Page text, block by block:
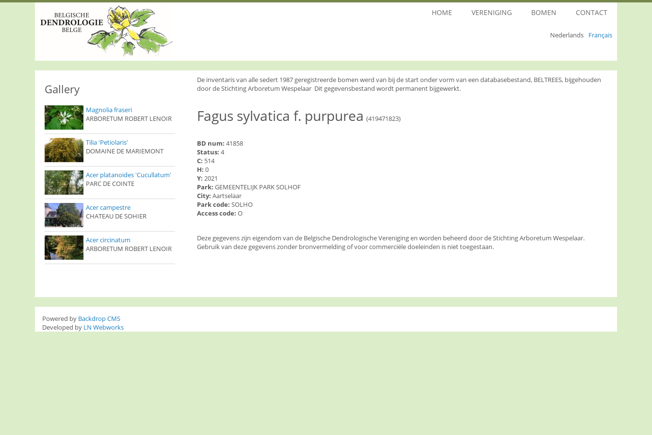
Nederlands Français
HOME VERENIGING BOMEN CONTACT
De inventaris van alle sedert 1987 geregistreerde bomen werd van bij de start onder vorm van een databasebestand, BELTREES, bijgehouden
door de Stichting Arboretum Wespelaar Dit gegevensbestand wordt permanent bijgewerkt.
Fagus sylvatica f. purpurea (419471823)
BD num: 41858
Status: 4
C: 514
H: 0
Y: 2021
Park: GEMEENTELIJK PARK SOLHOF
City: Aartselaar
Park code: SOLHO
Access code: O
Deze gegevens zijn eigendom van de Belgische Dendrologische Vereniging en worden beheerd door de Stichting Arboretum Wespelaar.
Gebruik van deze gegevens zonder bronvermelding of voor commerciële doeleinden is niet toegestaan.
Gallery
Magnolia fraseri
ARBORETUM ROBERT LENOIR
Tilia 'Petiolaris'
DOMAINE DE MARIEMONT
Acer platanoides 'Cucullatum'
PARC DE COINTE
Acer campestre
CHATEAU DE SOHIER
Acer circinatum
ARBORETUM ROBERT LENOIR
Powered by Backdrop CMS
Developed by LN Webworks